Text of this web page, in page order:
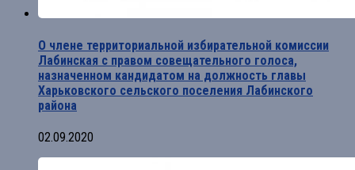
О члене территориальной избирательной комиссии
Лабинская с правом совещательного голоса,
назначенном кандидатом на должность главы
Харьковского сельского поселения Лабинского
района
02.09.2020